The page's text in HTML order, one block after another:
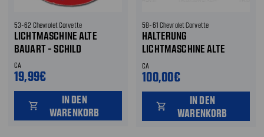
53-62 Chevrolet Corvette
LICHTMASCHINE ALTE
BAUART - SCHILD
CA
19,99€
shopping_cart
IN DEN
WARENKORB
58-61 Chevrolet Corvette
HALTERUNG
LICHTMASCHINE ALTE
BAUART
CA
100,00€
shopping_cart
IN DEN
WARENKORB